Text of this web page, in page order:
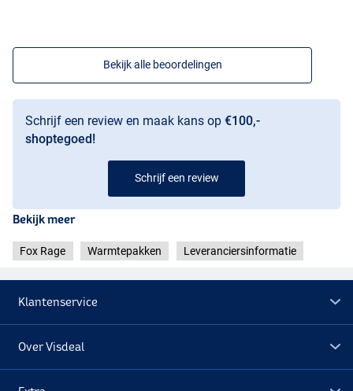
Bekijk alle beoordelingen
Schrijf een review en maak kans op €100,-
shoptegoed!
Schrijf een review
Bekijk meer
Fox Rage Warmtepakken Leveranciersinformatie
Klantenservice
Over Visdeal